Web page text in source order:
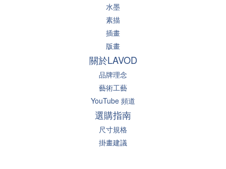
水墨
素描
插畫
版畫
關於LAVOD
品牌理念
藝術工藝
YouTube 頻道
選購指南
尺寸規格
掛畫建議